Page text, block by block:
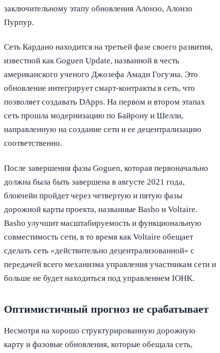
заключительному этапу обновления Алонзо, Алонзо
Пурпур.
Сеть Кардано находится на третьей фазе своего развития,
известной как Goguen Update, названной в честь
американского ученого Джозефа Амади Гогуэна. Это
обновление интегрирует смарт-контракты в сеть, что
позволяет создавать DApps. На первом и втором этапах
сеть прошла модернизацию по Байрону и Шелли,
направленную на создание сети и ее децентрализацию
соответственно.
После завершения фазы Goguen, которая первоначально
должна была быть завершена в августе 2021 года,
блокчейн пройдет через четвертую и пятую фазы
дорожной карты проекта, названные Basho и Voltaire.
Basho улучшит масштабируемость и функциональную
совместимость сети, в то время как Voltaire обещает
сделать сеть «действительно децентрализованной» с
передачей всего механизма управления участникам сети и
больше не будет находиться под управлением IOHK.
Оптимистичный прогноз не срабатывает
Несмотря на хорошо структурированную дорожную
карту и фазовые обновления, которые обещала сеть,